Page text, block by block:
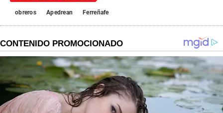
obreros Apedrean Ferreñafe